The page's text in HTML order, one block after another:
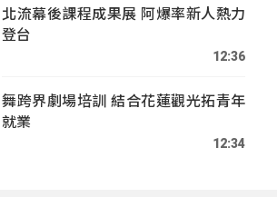
北流幕後課程成果展 阿爆率新人熱力
登台
12:36
舞跨界劇場培訓 結合花蓮觀光拓青年
就業
12:34